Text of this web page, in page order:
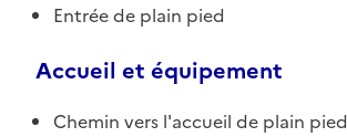
Entrée de plain pied
Accueil et équipement
Chemin vers l'accueil de plain pied